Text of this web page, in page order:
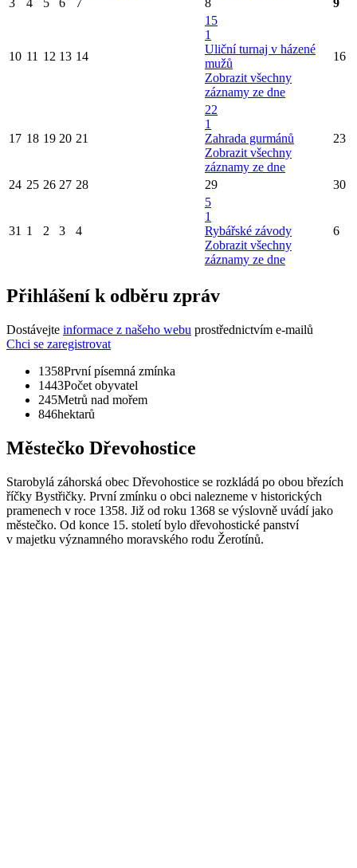
3 4 5 6 7 8 9
10 11 12 13 14
15
1
Uliční turnaj v házené
mužů
Zobrazit všechny
záznamy ze dne
16
17 18 19 20 21
22
1
Zahrada gurmánů
Zobrazit všechny
záznamy ze dne
23
24 25 26 27 28 29 30
31 1 2 3 4
5
1
Rybářské závody
Zobrazit všechny
záznamy ze dne
6
Přihlášení k odběru zpráv
Dostávejte informace z našeho webu prostřednictvím e-mailů
Chci se zaregistrovat
1358První písemná zmínka
1443Počet obyvatel
245Metrů nad mořem
846hektarů
Městečko Dřevohostice
Starobylá záhorská obec Dřevohostice se rozkládá po obou březích
říčky Bystřičky. První zmínku o obci nalezneme v historických
pramenech v roce 1358. Již od roku 1368 se výslovně uvádí jako
městečko. Od konce 15. století bylo dřevohostické panství
v majetku významného moravského rodu Žerotínů.